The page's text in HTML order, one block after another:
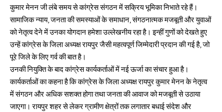
कुमार मेनन जी लंबे समय से कांग्रेस संगठन में सक्रिय भूमिका निभाते रहे हैं।
सामाजिक न्याय, जनता की समस्याओं के समाधान, संगठनात्मक मजबूती और युवाओं
को नेतृत्व देने में उनका योगदान हमेशा उल्लेखनीय रहा है। इन्हीं गुणों को देखते हुए
उन्हें कांग्रेस के जिला अध्यक्ष रायपुर जैसी महत्वपूर्ण जिम्मेदारी प्रदान की गई है, जो
पूरे जिले के लिए गर्व की बात है।
उनकी नियुक्ति के बाद कांग्रेस कार्यकर्ताओं में नई ऊर्जा का संचार हुआ है।
कार्यकर्ताओं का कहना है कि कांग्रेस के जिला अध्यक्ष रायपुर कुमार मेनन के नेतृत्व
में संगठन और अधिक सशक्त होगा तथा जनता की आवाज को मजबूती से उठाया
जाएगा। रायपुर शहर से लेकर ग्रामीण क्षेत्रों तक लगातार बधाई संदेश और